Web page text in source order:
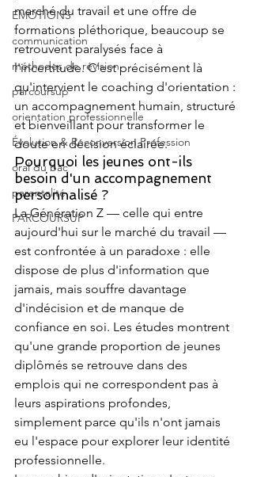
EMOTIONS
communication
méthodes de révision
parcoursup
orientation professionnelle
Évolution & Reconversion Profession
oral du bac
parentalité
PARCOURSUP
marché du travail et une offre de
formations pléthorique, beaucoup se
retrouvent paralysés face à
l'incertitude. C'est précisément là
qu'intervient le coaching d'orientation :
un accompagnement humain, structuré
et bienveillant pour transformer le
doute en décision éclairée.
Pourquoi les jeunes ont-ils
besoin d'un accompagnement
personnalisé ?
La Génération Z — celle qui entre
aujourd'hui sur le marché du travail —
est confrontée à un paradoxe : elle
dispose de plus d'information que
jamais, mais souffre davantage
d'indécision et de manque de
confiance en soi. Les études montrent
qu'une grande proportion de jeunes
diplômés se retrouve dans des
emplois qui ne correspondent pas à
leurs aspirations profondes,
simplement parce qu'ils n'ont jamais
eu l'espace pour explorer leur identité
professionnelle.